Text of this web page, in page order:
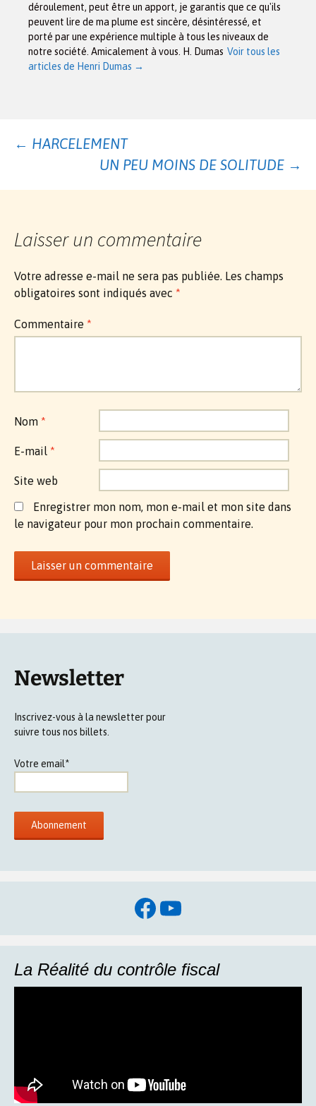
déroulement, peut être un apport, je garantis que ce qu'ils
peuvent lire de ma plume est sincère, désintéressé, et
porté par une expérience multiple à tous les niveaux de
notre société. Amicalement à vous. H. Dumas Voir tous les
articles de Henri Dumas →
Navigation
des
articles
← HARCELEMENT
UN PEU MOINS DE SOLITUDE →
Laisser un commentaire
Votre adresse e-mail ne sera pas publiée. Les champs
obligatoires sont indiqués avec *
Commentaire *
Nom *
E-mail *
Site web
Enregistrer mon nom, mon e-mail et mon site dans
le navigateur pour mon prochain commentaire.
Newsletter
Inscrivez-vous à la newsletter pour
suivre tous nos billets.
Votre email*
Facebook
YouTube
La Réalité du contrôle fiscal